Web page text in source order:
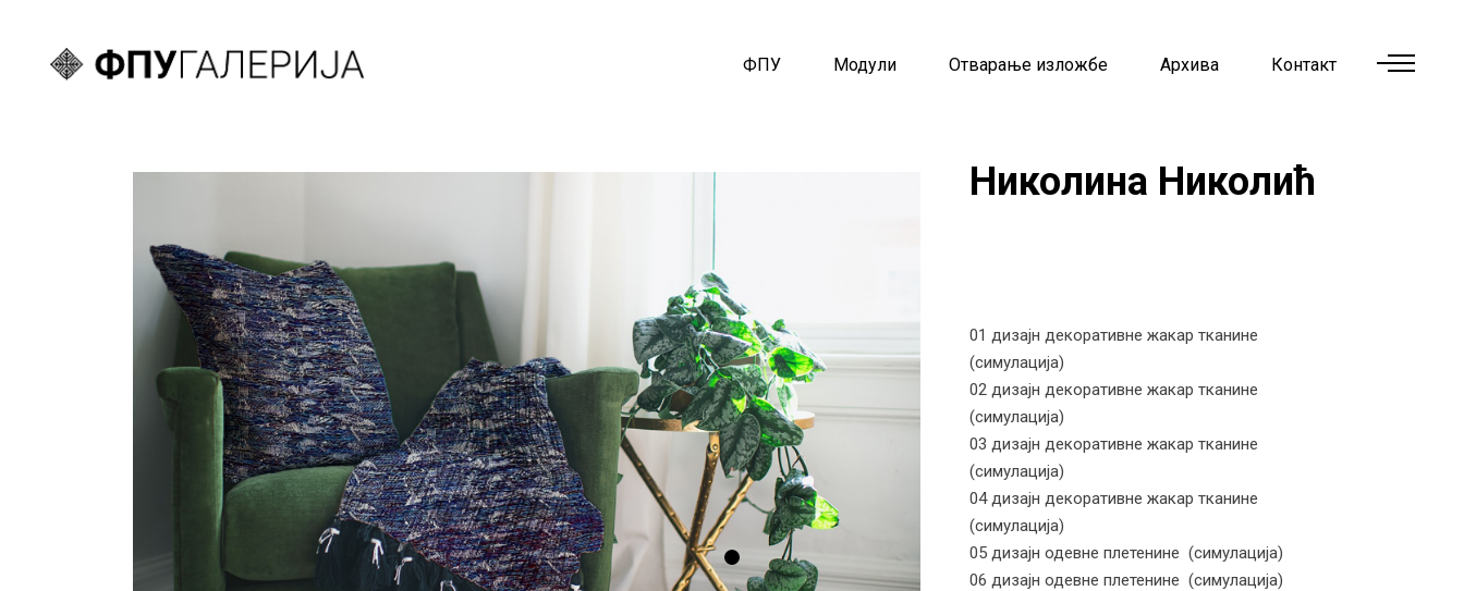
ФПУ Модули Отварање изложбе Архива Контакт
Николина Николић
01 дизајн декоративне жакар тканине
(симулација)
02 дизајн декоративне жакар тканине
(симулација)
03 дизајн декоративне жакар тканине
(симулација)
04 дизајн декоративне жакар тканине
(симулација)
05 дизајн одевне плетенине (симулација)
06 дизајн одевне плетенине (симулација)